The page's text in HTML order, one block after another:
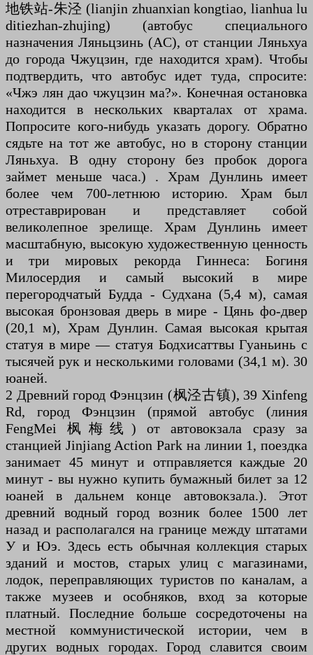
地铁站-朱泾 (lianjin zhuanxian kongtiao, lianhua lu
ditiezhan-zhujing) (автобус специального
назначения Ляньцзинь (AC), от станции Ляньхуа
до города Чжуцзин, где находится храм). Чтобы
подтвердить, что автобус идет туда, спросите:
«Чжэ лян дао чжуцзин ма?». Конечная остановка
находится в нескольких кварталах от храма.
Попросите кого-нибудь указать дорогу. Обратно
сядьте на тот же автобус, но в сторону станции
Ляньхуа. В одну сторону без пробок дорога
займет меньше часа.) . Храм Дунлинь имеет
более чем 700-летнюю историю. Храм был
отреставрирован и представляет собой
великолепное зрелище. Храм Дунлинь имеет
масштабную, высокую художественную ценность
и три мировых рекорда Гиннеса: Богиня
Милосердия и самый высокий в мире
перегородчатый Будда - Судхана (5,4 м), самая
высокая бронзовая дверь в мире - Цянь фо-двер
(20,1 м), Храм Дунлин. Самая высокая крытая
статуя в мире — статуя Бодхисаттвы Гуаньинь с
тысячей рук и несколькими головами (34,1 м). 30
юаней.
2 Древний город Фэнцзин (枫泾古镇), 39 Xinfeng
Rd, город Фэнцзин (прямой автобус (линия
FengMei 枫梅线) от автовокзала сразу за
станцией Jinjiang Action Park на линии 1, поездка
занимает 45 минут и отправляется каждые 20
минут - вы нужно купить бумажный билет за 12
юаней в дальнем конце автовокзала.). Этот
древний водный город возник более 1500 лет
назад и располагался на границе между штатами
У и Юэ. Здесь есть обычная коллекция старых
зданий и мостов, старых улиц с магазинами,
лодок, переправляющих туристов по каналам, а
также музеев и особняков, вход за которые
платный. Последние больше сосредоточены на
местной коммунистической истории, чем в
других водных городах. Город славится своим